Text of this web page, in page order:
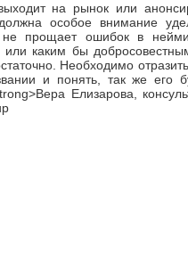
на рынок или
особое внимание
не прощает ошибок в
каким бы
Необходимо
и понять, так же его
Елизарова,